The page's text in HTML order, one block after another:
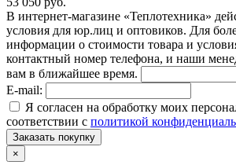
В интернет-магазине «Теплотехника»
условия для юр.лиц и оптовиков. Для
информации о стоимости товара и
контактный номер телефона, и наши
вам в ближайшее время.
E-mail:
Я согласен на обработку моих
соответствии с политикой
Заказать покупку
×